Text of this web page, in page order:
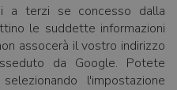
a terzi se concesso dalla
le suddette informazioni
assocerà il vostro indirizzo
da Google. Potete
l'impostazione